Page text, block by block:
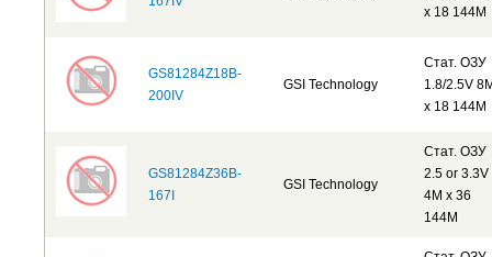
x 18 144M
GS81284Z18B-
200IV
GSI Technology
Стат. ОЗУ
1.8/2.5V
x 18 144M
GS81284Z36B-
167I
GSI Technology
Стат. ОЗУ
2.5 or 3.3V
4M x 36
144M